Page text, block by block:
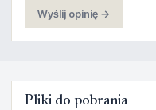
Wyślij opinię →
Pliki do pobrania